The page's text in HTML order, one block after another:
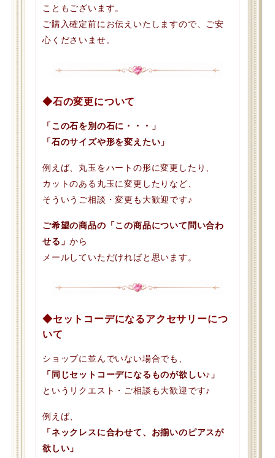
こともございます。
ご購入確定前にお伝えいたしますので、ご安
心くださいませ。
◆石の変更について
「この石を別の石に・・・」
「石のサイズや形を変えたい」
例えば、丸玉をハートの形に変更したり、
カットのある丸玉に変更したりなど、
そういうご相談・変更も大歓迎です♪
ご希望の商品の「この商品について問い合わ
せる」から
メールしていただければと思います。
◆セットコーデになるアクセサリーにつ
いて
ショップに並んでいない場合でも、
「同じセットコーデになるものが欲しい♪」
というリクエスト・ご相談も大歓迎です♪
例えば、
「ネックレスに合わせて、お揃いのピアスが
欲しい」